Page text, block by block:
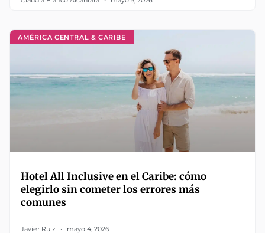
AMÉRICA CENTRAL & CARIBE
Hotel All Inclusive en el Caribe: cómo
elegirlo sin cometer los errores más
comunes
Javier Ruiz mayo 4, 2026